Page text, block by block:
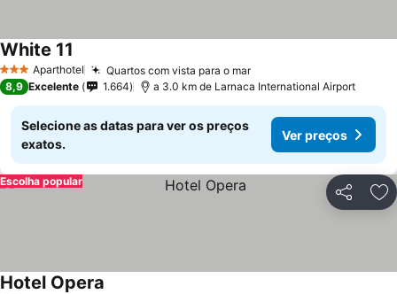
3 EstrelasAparthotel Quartos com vista para o marVer preços
White 11
8,9 Excelente 1.664 a 3.0 km de Larnaca International Airport
Selecione as datas para ver os preços
exatos.
Ver preços
Partilhar
Escolha popular
Hotel Opera